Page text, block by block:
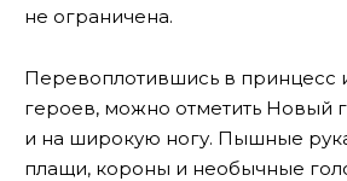
не ограничена.
Перевоплотившись в принцесс
героев, можно отметить Новый
и на широкую ногу. Пышные
плащи, короны и необычные